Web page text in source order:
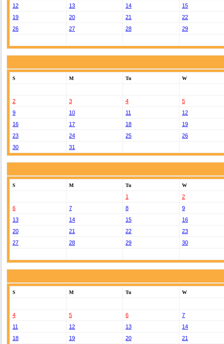
12
13 14
15
19
20 21
22
26
27 28 29
S M Tu W
2 3 4
5
9
10 11
12
16
17 18
19
23
24 25
26
30
31
S M Tu W
1
2
6
7 8
9
13
14 15
16
20
21 22
23
27
28 29 30
S M Tu W
4 5 6
7
11
12 13
14
18
19 20
21